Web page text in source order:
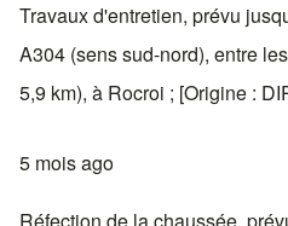
Travaux d'entretien, prévu
A304 (sens sud-nord), entre
5,9 km), à Rocroi ; [Origine :
5 mois ago